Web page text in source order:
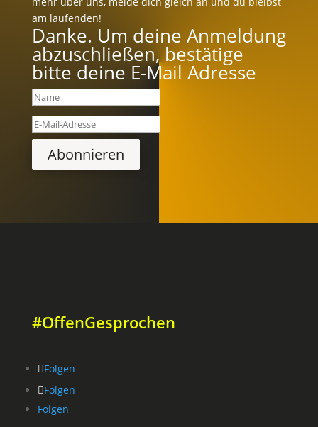
am laufenden!
Danke. Um deine Anmeldung
abzuschließen, bestätige
bitte deine E-Mail Adresse
Abonnieren
#OffenGesprochen
Folgen
Folgen
Folgen